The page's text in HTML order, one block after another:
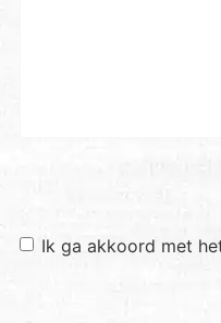
Toestemming*
Ik ga akkoord met